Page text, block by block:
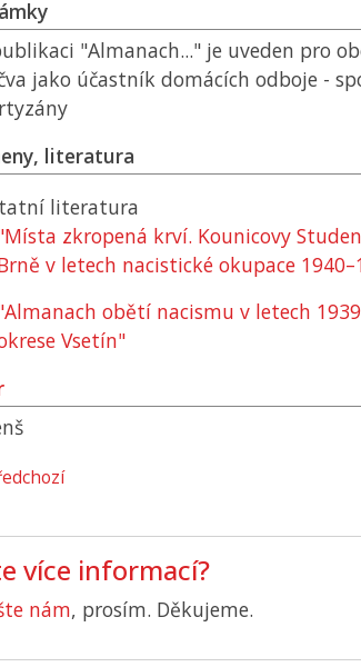
"Almanach..." je uveden pro
jako účastník domácích odboje -
literatura
literatura
zkropená krví. Kounicovy
v letech nacistické okupace
obětí nacismu v letech
Vsetín"
více informací?
nám, prosím. Děkujeme.